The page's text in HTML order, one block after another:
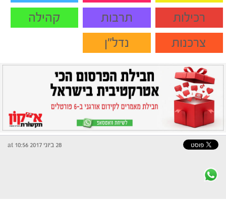
רכילות
תרבות
קהילה
צרכנות
נדל"ן
28 ביוני 2017 at 10:56